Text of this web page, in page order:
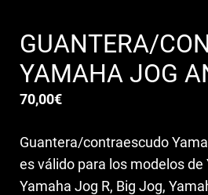
GUANTERA/
YAMAHA JOG
70,00€
Guantera/contraescudo
es válido para los modelos
Yamaha Jog R, Big Jog,